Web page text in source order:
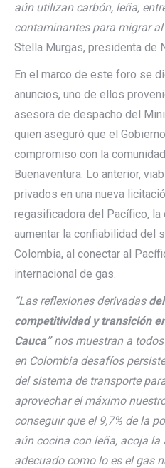
aún utilizan carbón, leña,
contaminantes para migrar
Stella Murgas, presidenta de
En el marco de este foro se
anuncios, uno de ellos
asesora de despacho del
quien aseguró que el
compromiso con la
Buenaventura. Lo anterior,
privados en una nueva
regasificadora del Pacífico, la
aumentar la confiabilidad del
Colombia, al conectar al
internacional de gas.
“Las reflexiones derivadas del
competitividad y transición
Cauca”nos muestran a
en Colombia desafíos
del sistema de transporte
aprovechar el máximo
conseguir que el 9,7% de la
aún cocina con leña, acoja
adecuado como lo es el gas